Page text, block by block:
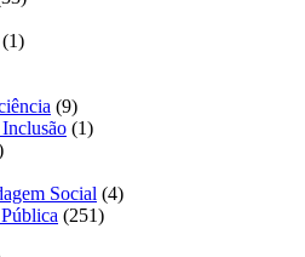
(1)
(9)
(1)
Social (4)
(251)